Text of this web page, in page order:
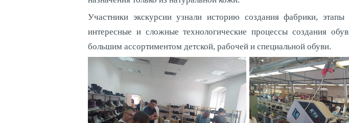
Участники экскурсии узнали историю создания фабрики, этапы
интересные и сложные технологические процессы создания
большим ассортиментом детской, рабочей и специальной обуви.